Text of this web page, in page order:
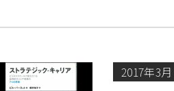
2017年3月